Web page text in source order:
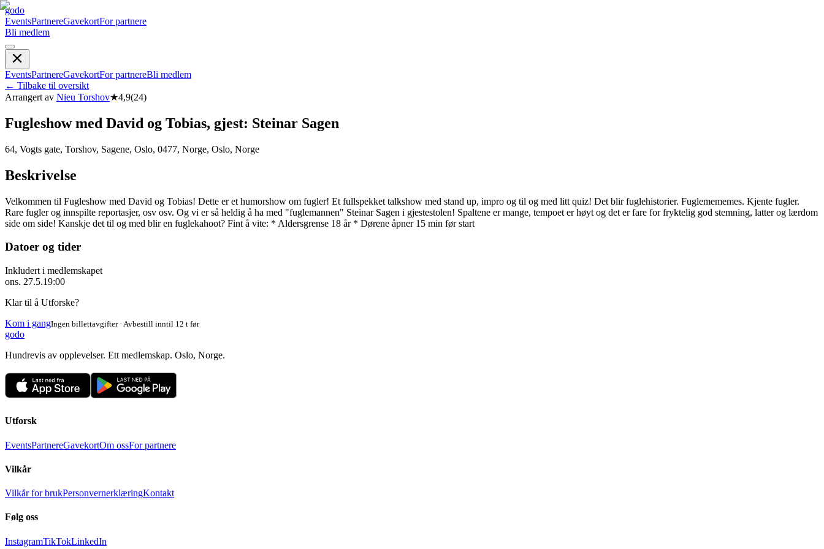
godo
EventsPartnereGavekortFor partnere
Bli medlem
EventsPartnereGavekortFor partnereBli medlem
← Tilbake til oversikt
Arrangert av Nieu Torshov★4,9(24)
Fugleshow med David og Tobias, gjest: Steinar Sagen
64, Vogts gate, Torshov, Sagene, Oslo, 0477, Norge, Oslo, Norge
Beskrivelse
Velkommen til Fugleshow med David og Tobias! Dette er et humorshow om fugler! Et fullspekket talkshow med stand up, impro og til og med litt quiz! Det blir fuglehistorier. Fuglemememes. Kjente fugler.
Rare fugler og innspilte reportasjer, osv osv. Og vi er så heldig å ha med "fuglemannen" Steinar Sagen i gjestestolen! Spaltene er mange, tempoet er høyt og det er fare for fryktelig god stemning, latter og lærdom
side om side! Kanskje det til og med blir en fuglekahoot? Fint å vite: * Aldersgrense 18 år * Dørene åpner 15 min før start
Datoer og tider
Inkludert i medlemskapet
ons. 27.5.19:00
Klar til å Utforske?
Kom i gangIngen billettavgifter · Avbestill inntil 12 t før
godo
Hundrevis av opplevelser. Ett medlemskap. Oslo, Norge.
Utforsk
EventsPartnereGavekortOm ossFor partnere
Vilkår
Vilkår for brukPersonvernerklæringKontakt
Følg oss
InstagramTikTokLinkedIn